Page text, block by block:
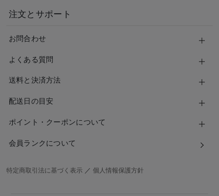
注文とサポート
お問合わせ
よくある質問
送料と決済方法
配送日の目安
ポイント・クーポンについて
会員ランクについて
特定商取引法に基づく表示 ／個人情報保護方針